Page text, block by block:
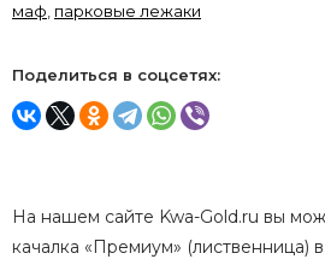
маф, парковые лежаки
Поделиться в соцсетях:
На нашем сайте Kwa-Gold.ru вы
качалка «Премиум» (лиственница)